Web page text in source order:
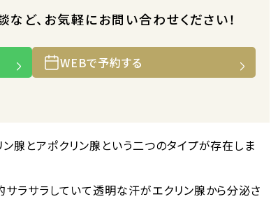
ど、お気軽にお問い合わせください！
WEBで予約する
腺とアポクリン腺という二つのタイプが存在しま
ラサラしていて透明な汗がエクリン腺から分泌さ